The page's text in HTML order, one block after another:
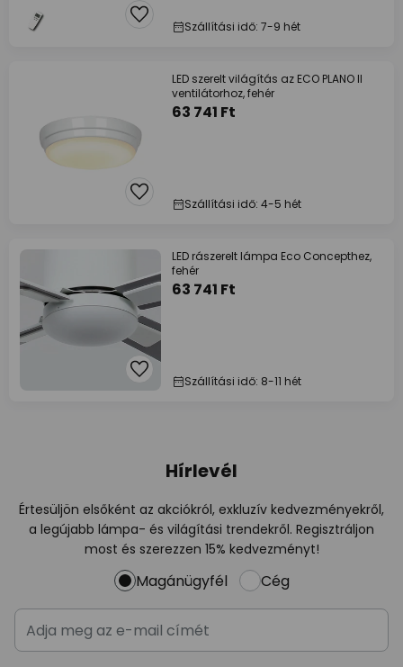
Szállítási idő: 7-9 hét
LED szerelt világítás az ECO PLANO II
ventilátorhoz, fehér
63 741 Ft
Szállítási idő: 4-5 hét
LED rászerelt lámpa Eco Concepthez,
fehér
63 741 Ft
Szállítási idő: 8-11 hét
Hírlevél
Értesüljön elsőként az akciókról, exkluzív kedvezményekről,
a legújabb lámpa- és világítási trendekről. Regisztráljon
most és szerezzen 15% kedvezményt!
Magánügyfél Cég